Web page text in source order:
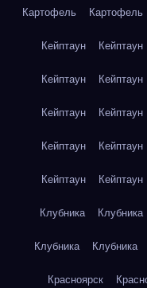
Картофель Картофель
Кейптаун Кейптаун
Кейптаун Кейптаун
Кейптаун Кейптаун
Кейптаун Кейптаун
Кейптаун Кейптаун
Клубника Клубника
Клубника Клубника
Красноярск